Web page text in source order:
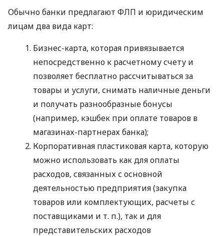
Обычно банки предлагают ФЛП и юридическим
лицам два вида карт:
Бизнес-карта, которая привязывается
непосредственно к расчетному счету и
позволяет бесплатно рассчитываться за
товары и услуги, снимать наличные деньги
и получать разнообразные бонусы
(например, кэшбек при оплате товаров в
магазинах-партнерах банка);
Корпоративная пластиковая карта, которую
можно использовать как для оплаты
расходов, связанных с основной
деятельностью предприятия (закупка
товаров или комплектующих, расчеты с
поставщиками и т. п.), так и для
представительских расходов